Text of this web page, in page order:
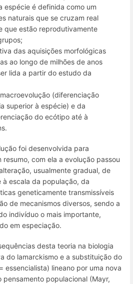
espécie é definida como um
naturais que se cruzam real
que estão reprodutivamente
das aquisições morfológicas
ao longo de milhões de anos
lida a partir do estudo da
(diferenciação
superior à espécie) e da
do ecótipo até à
foi desenvolvida para
resumo, com ela a evolução passou
usualmente gradual, de
escala da população, da
geneticamente transmissíveis
de mecanismos diversos, sendo a
indivíduo o mais importante,
em especiação.
desta teoria na biologia
do lamarckismo e a substituição do
essencialista) lineano por uma nova
populacional (Mayr,